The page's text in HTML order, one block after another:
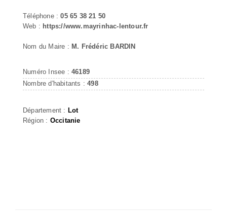
Téléphone :05 65 38 21 50
Web : https://www.mayrinhac-lentour.fr
Nom du Maire : M. Frédéric BARDIN
Numéro Insee : 46189
Nombre d'habitants :498
Département : Lot
Région : Occitanie